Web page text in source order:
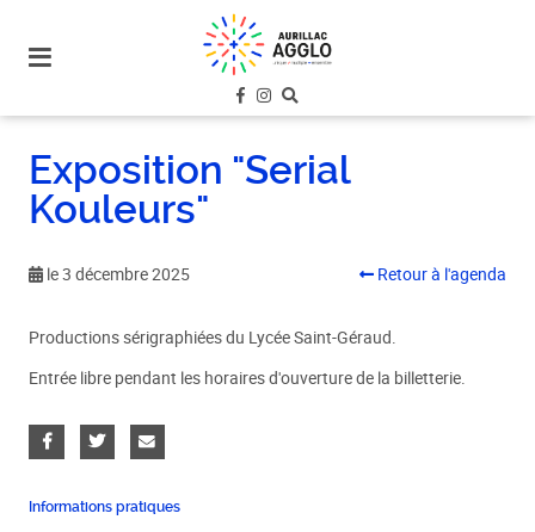
site
menu
aller au
contenu
Exposition "Serial
Kouleurs"
le 3 décembre 2025 Retour à l'agenda
Productions sérigraphiées du Lycée Saint-Géraud.
Entrée libre pendant les horaires d'ouverture de la billetterie.
Informations pratiques